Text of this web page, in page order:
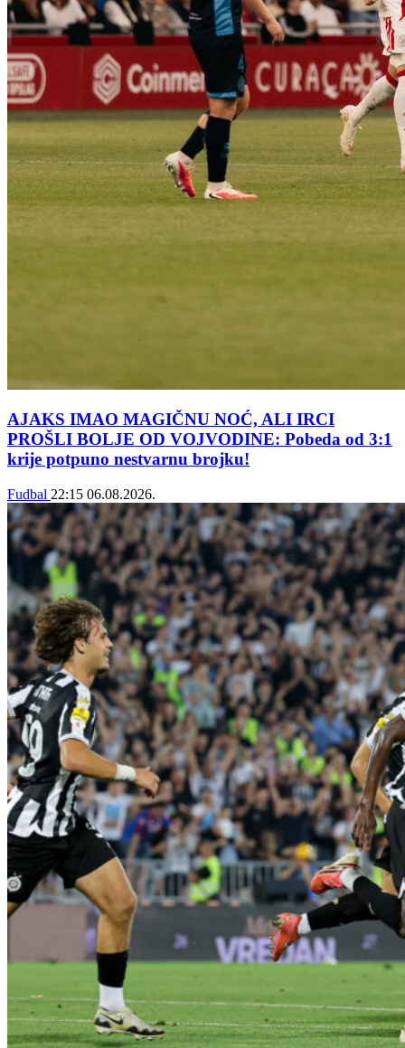
AJAKS IMAO MAGIČNU NOĆ, ALI IRCI
PROŠLI BOLJE OD VOJVODINE: Pobeda od 3:1
krije potpuno nestvarnu brojku!
Fudbal 22:15 06.08.2026.